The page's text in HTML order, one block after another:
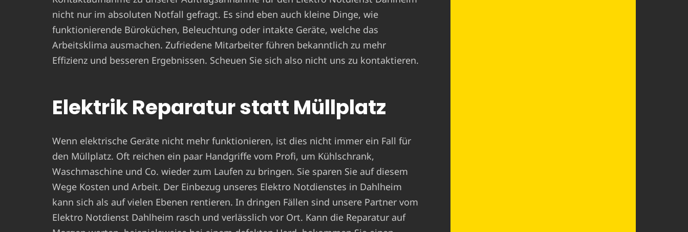
nicht nur im absoluten Notfall gefragt. Es sind eben auch kleine Dinge, wie
funktionierende Büroküchen, Beleuchtung oder intakte Geräte, welche das
Arbeitsklima ausmachen. Zufriedene Mitarbeiter führen bekanntlich zu mehr
Effizienz und besseren Ergebnissen. Scheuen Sie sich also nicht uns zu kontaktieren.
Elektrik Reparatur statt Müllplatz
Wenn elektrische Geräte nicht mehr funktionieren, ist dies nicht immer ein Fall für
den Müllplatz. Oft reichen ein paar Handgriffe vom Profi, um Kühlschrank,
Waschmaschine und Co. wieder zum Laufen zu bringen. Sie sparen Sie auf diesem
Wege Kosten und Arbeit. Der Einbezug unseres Elektro Notdienstes in Dahlheim
kann sich als auf vielen Ebenen rentieren. In dringen Fällen sind unsere Partner vom
Elektro Notdienst Dahlheim rasch und verlässlich vor Ort. Kann die Reparatur auf